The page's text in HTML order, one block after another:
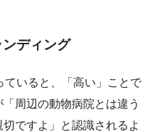
ンディング
ていると、「高い」ことで
周辺の動物病院とは違う
ですよ」と認識されるよ